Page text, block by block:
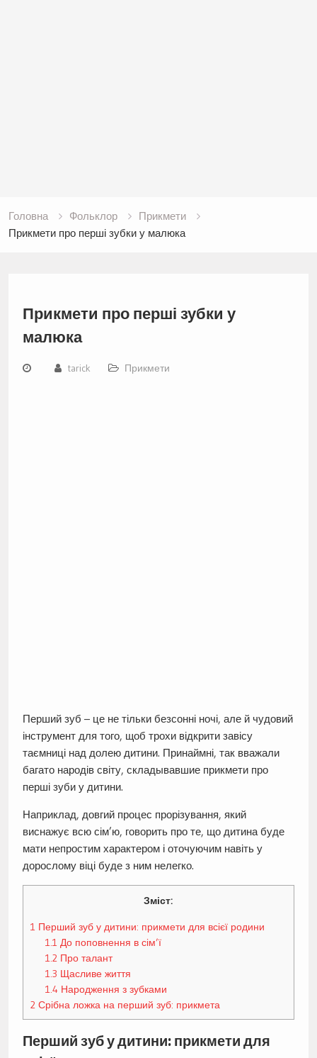
Головна Фольклор
Прикмети
Прикмети про перші зубки у малюка
Прикмети про перші зубки у
малюка
tarick Прикмети
Перший зуб – це не тільки безсонні ночі, але й чудовий
інструмент для того, щоб трохи відкрити завісу
таємниці над долею дитини. Принаймні, так вважали
багато народів світу, складывавшие прикмети про
перші зуби у дитини.
Наприклад, довгий процес прорізування, який
виснажує всю сім’ю, говорить про те, що дитина буде
мати непростим характером і оточуючим навіть у
дорослому віці буде з ним нелегко.
Зміст:
1 Перший зуб у дитини: прикмети для всієї родини
1.1 До поповнення в сім’ї
1.2 Про талант
1.3 Щасливе життя
1.4 Народження з зубками
2Срібна ложка на перший зуб: прикмета
Перший зуб у дитини: прикмети для